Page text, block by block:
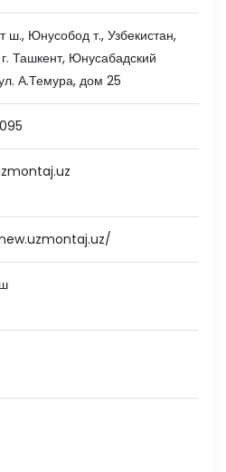
ш., Юнусобод т., Узбекистан,
г. Ташкент, Юнусабадский
А.Темура, дом 25